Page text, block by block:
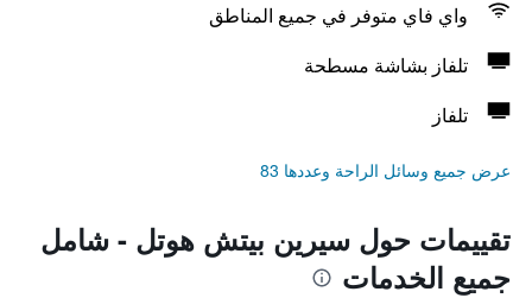
واي فاي متوفر في جميع المناطق
تلفاز بشاشة مسطحة
تلفاز
عرض جميع وسائل الراحة وعددها 83
تقييمات حول سيرين بيتش هوتل - شامل
جميع الخدمات